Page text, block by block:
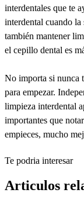
interdentales que te
interdental cuando la
también mantener
el cepillo dental es
No importa si nunca
para empezar.
limpieza interdental
importantes que
empieces, mucho
Te podria interesar
Articulos